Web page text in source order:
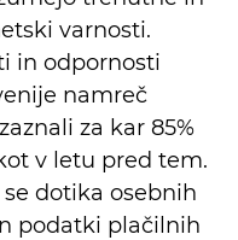
varnosti.
in odpornosti
namreč
za kar 85%
v letu pred tem.
dotika osebnih
podatki plačilnih